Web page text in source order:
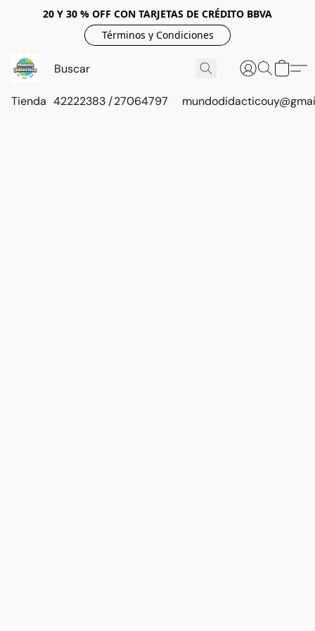
20 Y 30 % OFF CON TARJETAS DE CRÉDITO BBVA
Términos y Condiciones
Tienda 42222383 / 27064797